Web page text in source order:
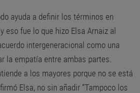
ayuda a definir los términos en
eso fue lo que hizo Elsa Arnaiz al
intergeneracional como una
la empatía entre ambas partes.
a los mayores porque no se está
Elsa, no sin añadir “Tampoco los